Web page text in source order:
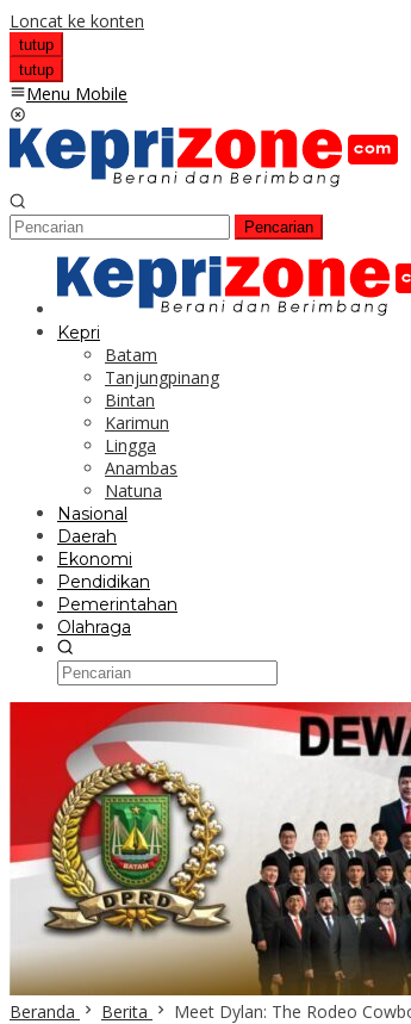
Loncat ke konten
tutup
tutup
Menu Mobile
Pencarian
Kepri
Batam
Tanjungpinang
Bintan
Karimun
Lingga
Anambas
Natuna
Nasional
Daerah
Ekonomi
Pendidikan
Pemerintahan
Olahraga
Beranda Berita Meet Dylan: The Rodeo